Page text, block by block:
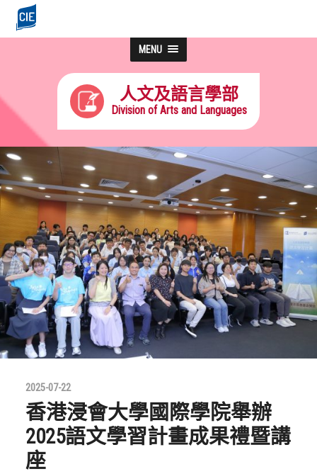
MENU
人文及語言學部
Division of Arts and Languages
2025-07-22
香港浸會大學國際學院舉辦
2025語文學習計畫成果禮暨講
座